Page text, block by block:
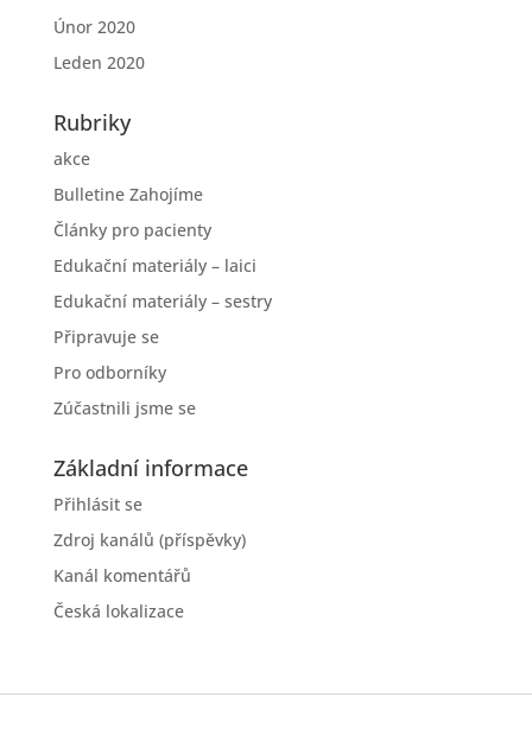
Únor 2020
Leden 2020
Rubriky
akce
Bulletine Zahojíme
Články pro pacienty
Edukační materiály – laici
Edukační materiály – sestry
Připravuje se
Pro odborníky
Zúčastnili jsme se
Základní informace
Přihlásit se
Zdroj kanálů (příspěvky)
Kanál komentářů
Česká lokalizace